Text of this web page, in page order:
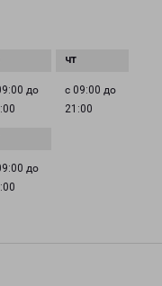
до
с 09:00 до
21:00
до